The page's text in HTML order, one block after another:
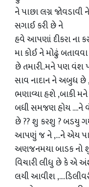
ને પાછા લગ્ન
સગાઈ કરી છે ને
હવે આપણાં દીકરા ના
મા કોઈ ને મોઢું
છે તમારી..મને પણ વંશ
સાવ નાદાન ને અબુધ છે
ભણાવ્યા હશે ,બાકી
બધી સમજણ હોય ....ને
છે ?? શુ કરશુ ? બડયુ
આપણું જ ને ,...ને એય
અણજનમયા બાડક નો
વિચારી લીધુ છે કે એ
લયી આવીશ